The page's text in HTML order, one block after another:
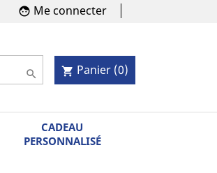
face Me connecter
 shopping_cart Panier (0)
CADEAU
PERSONNALISÉ